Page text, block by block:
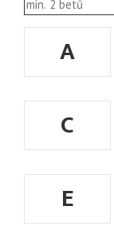
A
C
E